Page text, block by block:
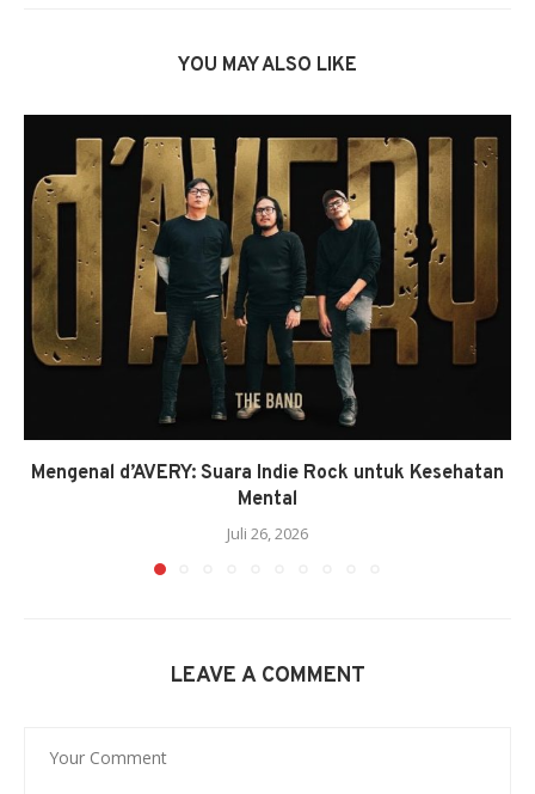
YOU MAY ALSO LIKE
Mengenal d’AVERY: Suara Indie Rock untuk Kesehatan
Mental
Juli 26, 2026
LEAVE A COMMENT